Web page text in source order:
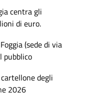
centra gli
di euro.
(sede di via
pubblico
degli
2026